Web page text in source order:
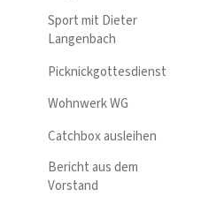
Sport mit Dieter
Langenbach
Picknickgottesdienst
Wohnwerk WG
Catchbox ausleihen
Bericht aus dem
Vorstand